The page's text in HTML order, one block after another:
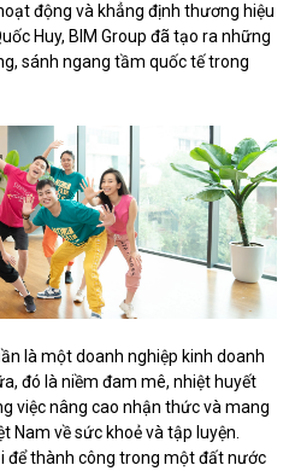
động và khẳng định thương hiệu
Huy, BIM Group đã tạo ra những
sánh ngang tầm quốc tế trong
là một doanh nghiệp kinh doanh
đó là niềm đam mê, nhiệt huyết
việc nâng cao nhận thức và mang
Nam về sức khoẻ và tập luyện.
để thành công trong một đất nước